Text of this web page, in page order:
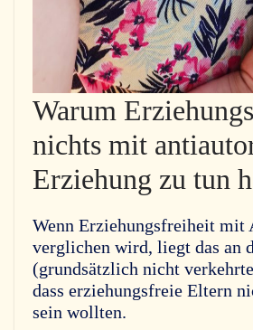
Warum
nichts mit
Erziehung zu tun
Wenn Erziehungsfreiheit mit
verglichen wird, liegt das an
(grundsätzlich nicht
dass erziehungsfreie Eltern
sein wollten.